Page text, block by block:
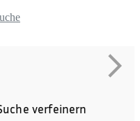
verfeinern